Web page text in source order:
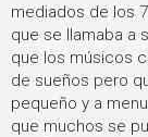
mediados de los
que se llamaba a
que los músicos
de sueños pero
pequeño y a
que muchos se